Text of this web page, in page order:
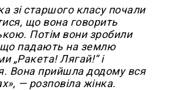
зі старшого класу почали
що вона говорить
Потім вони зробили
що падають на землю
„Ракета! Лягай!“ і
Вона прийшла додому вся
— розповіла жінка.